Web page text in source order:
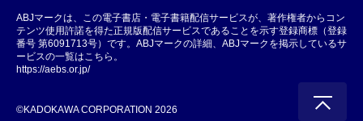
ABJマークは、この電子書店・電子書籍配信サービスが、著作権者からコン
テンツ使用許諾を得た正規版配信サービスであることを示す登録商標（登録
番号 第6091713号）です。ABJマークの詳細、ABJマークを掲示しているサ
ービスの一覧はこちら。
https://aebs.or.jp/
©KADOKAWA CORPORATION 2026